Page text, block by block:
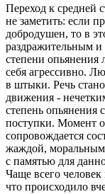
Переход к средней
не заметить: если
добродушен, то в
раздражительным
степени опьянения
себя агрессивно.
в штыки. Речь
движения -
степень опьянения
поступки. Момент
сопровождается
жаждой,
с памятью для
Чаще всего
что происходило